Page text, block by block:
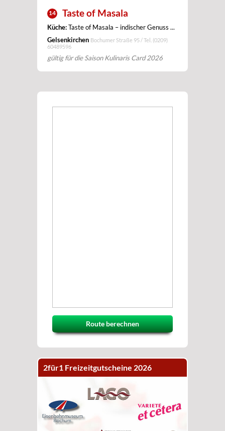
14 Taste of Masala
Küche:Taste of Masala – indischer Genuss ...
Gelsenkirchen Bochumer Straße 95 / Tel. (0209)
60489596
gültig für die Saison Kulinaris Card 2026
Route berechnen
2für1 Freizeitgutscheine 2026